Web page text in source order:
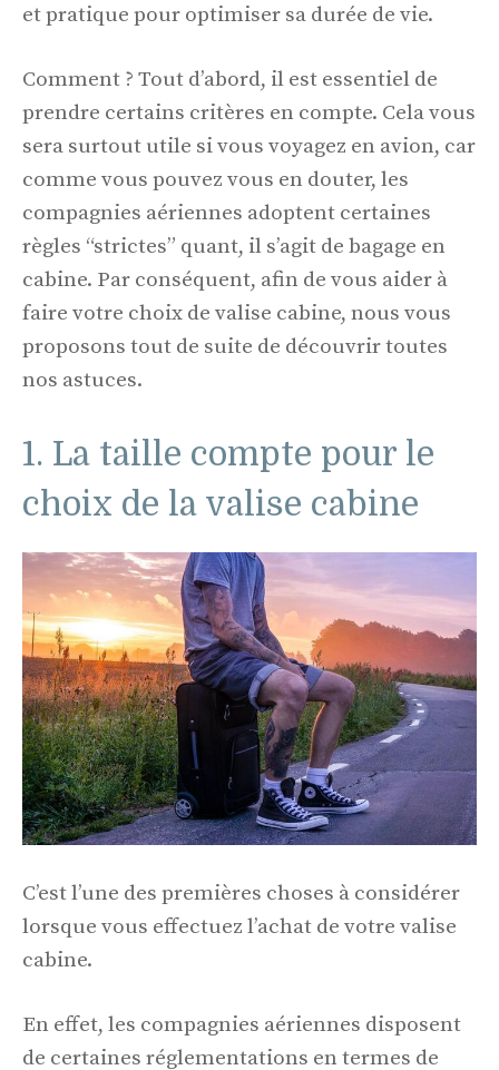
et pratique pour optimiser sa durée de vie.
Comment ? Tout d’abord, il est essentiel de
prendre certains critères en compte. Cela vous
sera surtout utile si vous voyagez en avion, car
comme vous pouvez vous en douter, les
compagnies aériennes adoptent certaines
règles “strictes” quant, il s’agit de bagage en
cabine. Par conséquent, afin de vous aider à
faire votre choix de valise cabine, nous vous
proposons tout de suite de découvrir toutes
nos astuces.
1. La taille compte pour le
choix de la valise cabine
C’est l’une des premières choses à considérer
lorsque vous effectuez l’achat de votre valise
cabine.
En effet, les compagnies aériennes disposent
de certaines réglementations en termes de